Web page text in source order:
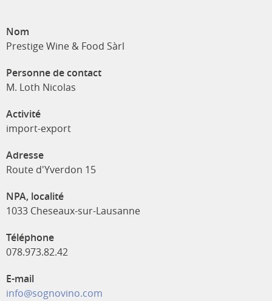
Nom
Prestige Wine & Food Sàrl
Personne de contact
M. Loth Nicolas
Activité
import-export
Adresse
Route d'Yverdon 15
NPA, localité
1033 Cheseaux-sur-Lausanne
Téléphone
078.973.82.42
E-mail
info@sognovino.com